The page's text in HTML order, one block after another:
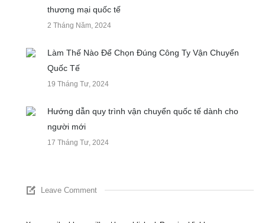
thương mại quốc tế
2 Tháng Năm, 2024
Làm Thế Nào Để Chọn Đúng Công Ty Vận Chuyển
Quốc Tế
19 Tháng Tư, 2024
Hướng dẫn quy trình vận chuyển quốc tế dành cho
người mới
17 Tháng Tư, 2024
Leave Comment